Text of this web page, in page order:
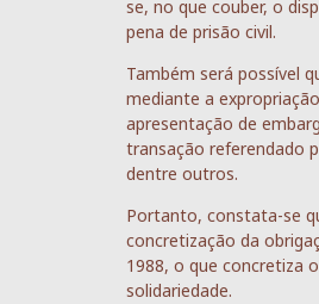
se, no que couber, o
pena de prisão civil.
Também será possível
mediante a
apresentação de
transação referendado
dentre outros.
Portanto, constata-se
concretização da
1988, o que concretiza
solidariedade.